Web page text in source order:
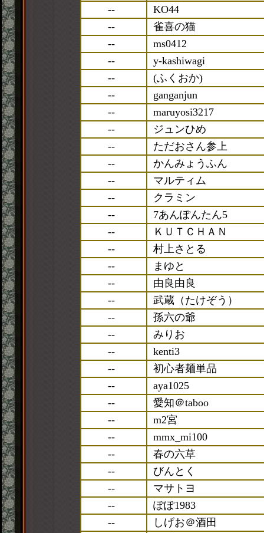
--
KO44
--
雀喜の猫
--
ms0412
--
y-kashiwagi
--
(ふくおか)
--
ganganjun
--
maruyosi3217
--
ジュンひめ
--
ただおさん参上
--
かんみょうふん
--
マルティム
--
クラミン
--
7あんぽんたん5
--
ＫＵＴＣＨＡＮ
--
村上さとる
--
まゆと
--
由良由良
--
武蔵（たけぞう）
--
孫六の爺
--
みりお
--
kenti3
--
初心者麺単品
--
aya1025
--
愛知＠taboo
--
m2宮
--
mmx_mi100
--
春の六草
--
びんとく
--
マサトヨ
--
ぽぽ1983
--
しげお＠酒田